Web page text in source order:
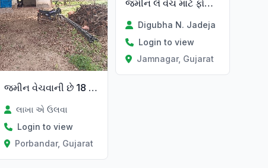
જમીન વેચવાની છે 18 વીઘા
લાખા એ ઉલવા
Login to view
Porbandar, Gujarat
જમીન લે વેચ માટે ફોન કરો*
Digubha N. Jadeja
Login to view
Jamnagar, Gujarat